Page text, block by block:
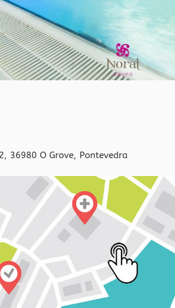
36980 O Grove, Pontevedra